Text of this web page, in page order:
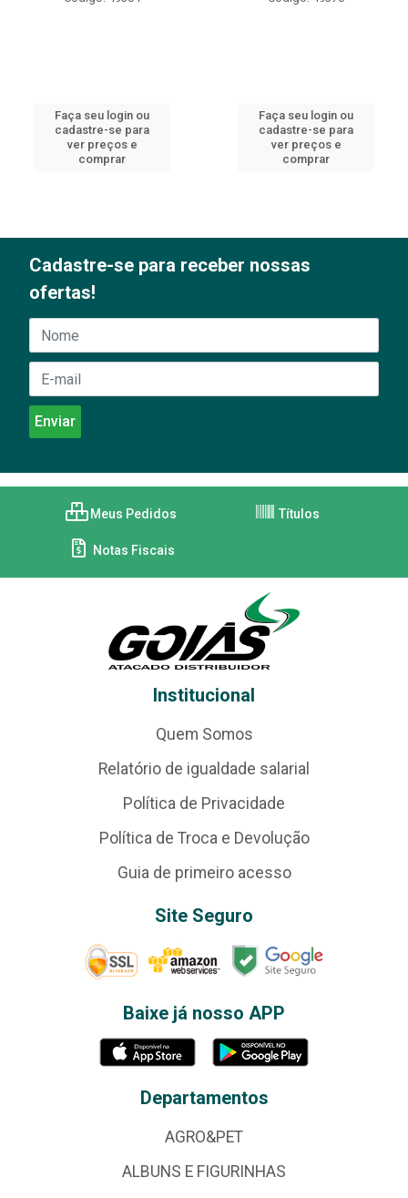
Faça seu login ou
cadastre-se para
ver preços e
comprar
Faça seu login ou
cadastre-se para
ver preços e
comprar
Cadastre-se para receber nossas
ofertas!
Meus Pedidos Títulos
Notas Fiscais
Institucional
Quem Somos
Relatório de igualdade salarial
Política de Privacidade
Política de Troca e Devolução
Guia de primeiro acesso
Site Seguro
Baixe já nosso APP
Departamentos
AGRO&PET
ALBUNS E FIGURINHAS